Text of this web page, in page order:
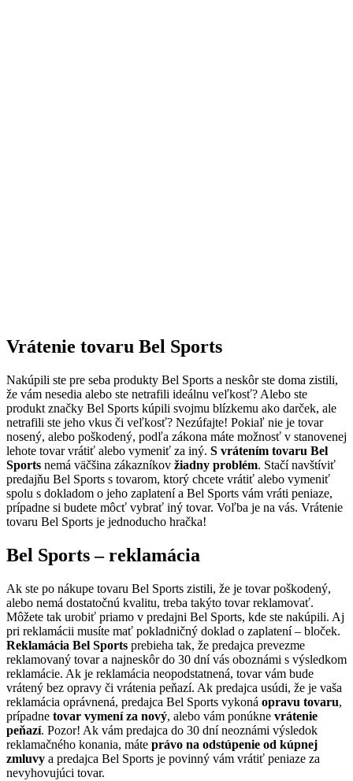
Vrátenie tovaru Bel Sports
Nakúpili ste pre seba produkty Bel Sports a neskôr ste doma zistili,
že vám nesedia alebo ste netrafili ideálnu veľkosť? Alebo ste
produkt značky Bel Sports kúpili svojmu blízkemu ako darček, ale
netrafili ste jeho vkus či veľkosť? Nezúfajte! Pokiaľ nie je tovar
nosený, alebo poškodený, podľa zákona máte možnosť v stanovenej
lehote tovar vrátiť alebo vymeniť za iný. S vrátením tovaru Bel
Sports nemá väčšina zákazníkov žiadny problém. Stačí navštíviť
predajňu Bel Sports s tovarom, ktorý chcete vrátiť alebo vymeniť
spolu s dokladom o jeho zaplatení a Bel Sports vám vráti peniaze,
prípadne si budete môcť vybrať iný tovar. Voľba je na vás. Vrátenie
tovaru Bel Sports je jednoducho hračka!
Bel Sports – reklamácia
Ak ste po nákupe tovaru Bel Sports zistili, že je tovar poškodený,
alebo nemá dostatočnú kvalitu, treba takýto tovar reklamovať.
Môžete tak urobiť priamo v predajni Bel Sports, kde ste nakúpili. Aj
pri reklamácii musíte mať pokladničný doklad o zaplatení – bloček.
Reklamácia Bel Sports prebieha tak, že predajca prevezme
reklamovaný tovar a najneskôr do 30 dní vás oboznámi s výsledkom
reklamácie. Ak je reklamácia neopodstatnená, tovar vám bude
vrátený bez opravy či vrátenia peňazí. Ak predajca usúdi, že je vaša
reklamácia oprávnená, predajca Bel Sports vykoná opravu tovaru,
prípadne tovar vymení za nový, alebo vám ponúkne vrátenie
peňazí. Pozor! Ak vám predajca do 30 dní neoznámi výsledok
reklamačného konania, máte právo na odstúpenie od kúpnej
zmluvy a predajca Bel Sports je povinný vám vrátiť peniaze za
nevyhovujúci tovar.